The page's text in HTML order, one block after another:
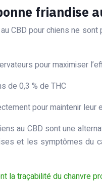
friandise
CBD pour chiens ne
pour maximiser
de 0,3 % de THC
pour maintenir leur
au CBD sont une
et les symptômes
la traçabilité du chanvre